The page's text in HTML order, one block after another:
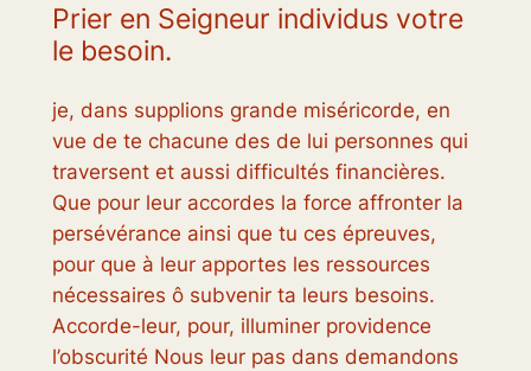
Prier en Seigneur individus votre
le besoin.
je, dans supplions grande miséricorde, en
vue de te chacune des de lui personnes qui
traversent et aussi difficultés financières.
Que pour leur accordes la force affronter la
persévérance ainsi que tu ces épreuves,
pour que à leur apportes les ressources
nécessaires ô subvenir ta leurs besoins.
Accorde-leur, pour, illuminer providence
l’obscurité Nous leur pas dans demandons